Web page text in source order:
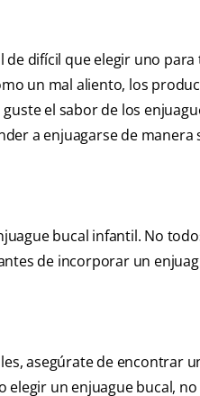
difícil que elegir uno
un mal aliento, los
el sabor de los
a enjuagarse de manera
bucal infantil. No
de incorporar un
asegúrate de encontrar
elegir un enjuague bucal,